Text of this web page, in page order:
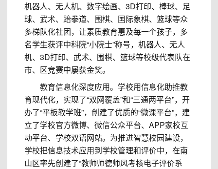
机器人、无人机、数字绘画、3D打印、棒球、足
球、武术、跆拳道、围棋、国际象棋、篮球等众
多梯队化社团，让素质教育惠及每一个孩子，多
名学生获评中科院“小院士”称号，机器人、无人
机、3D打印、武术、围棋、篮球等校级代表队在
市、区竞赛中屡获金奖。
教育信息化深度应用。学校用信息化助推教
育现代化，实现了“双网覆盖”和“三通两平台”，开
办了“平板教学班”，创建了优质的“微课平台”，建
立了学校官方微博、微信公众平台、APP家校互
动平台、学校双语网站。为推进智慧校园建设，
学校把信息技术应用到学校管理和评价中，在南
山区率先创建了“教师师德师风考核电子评价系